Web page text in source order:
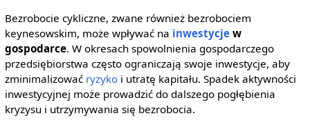
Bezrobocie cykliczne, zwane również bezrobociem
keynesowskim, może wpływać na inwestycjew
gospodarce. W okresach spowolnienia gospodarczego
przedsiębiorstwa często ograniczają swoje inwestycje, aby
zminimalizować ryzykoi utratę kapitału. Spadek aktywności
inwestycyjnej może prowadzić do dalszego pogłębienia
kryzysu i utrzymywania się bezrobocia.